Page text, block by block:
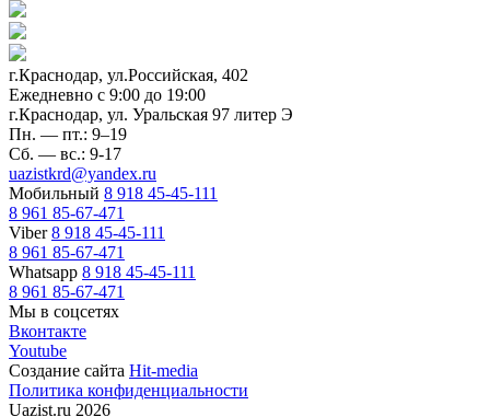
г.Краснодар, ул.Российская, 402
Ежедневно c 9:00 до 19:00
г.Краснодар, ул. Уральская 97 литер Э
Пн. — пт.: 9–19
Сб. — вс.: 9-17
uazistkrd@yandex.ru
Мобильный 8 918 45-45-111
8 961 85-67-471
Viber8 918 45-45-111
8 961 85-67-471
Whatsapp 8 918 45-45-111
8 961 85-67-471
Мы в соцсетях
Вконтакте
Youtube
Создание сайта Hit-media
Политика конфиденциальности
Uazist.ru 2026